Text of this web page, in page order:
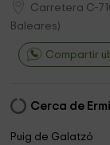
Carretera C-
Baleares)
Compartir
Cerca de
Puig de Galatzó